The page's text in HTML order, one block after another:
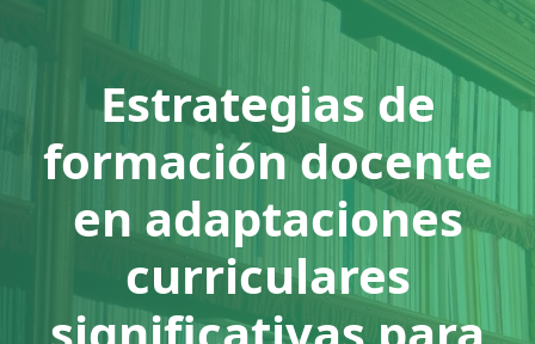
Estrategias de
formación docente
en adaptaciones
curriculares